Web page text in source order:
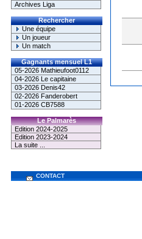
Archives Liga
Rechercher
Une équipe
Un joueur
Un match
Gagnants mensuel L1
05-2026 Mathieufoot0112
04-2026 Le capitaine
03-2026 Denis42
02-2026 Fanderobert
01-2026 CB7588
Le Palmarès
Edition 2024-2025
Edition 2023-2024
La suite ...
CONTACT